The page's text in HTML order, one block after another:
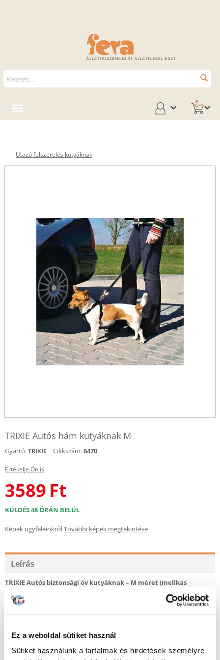
Ez a weboldal sütiket használ
Sütiket használunk a tartalmak és hirdetések személyre
ÁLLATFELSZERELÉS ÉS ÁLLATELEDEL BOLT
0
Utazó felszerelés kutyáknak
TRIXIE Autós hám kutyáknak M
Gyártó:TRIXIE Cikkszám:6470
Értékelje Ön is
3589 Ft
KÜLDÉS 48 ÓRÁN BELÜL
Képek ügyfeleinkrőlTovábbi képek megtekintése
Leírás
TRIXIE Autós biztonsági öv kutyáknak – M méret (mellkas
Biztonságos és kényelmes megoldás közepes méretű kutyáknak, mint
kedvencének az utazás során, ugyanakkor kényelmes viseletet biztosít a